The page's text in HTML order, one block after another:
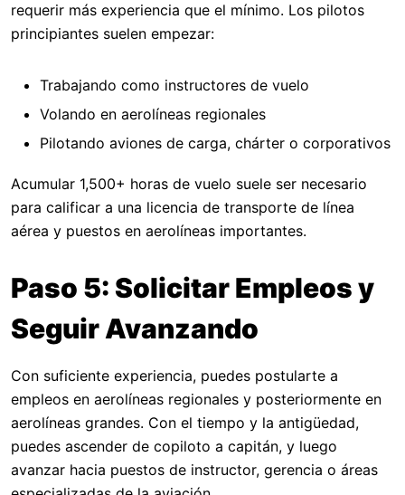
requerir más experiencia que el mínimo. Los pilotos
principiantes suelen empezar:
Trabajando como instructores de vuelo
Volando en aerolíneas regionales
Pilotando aviones de carga, chárter o corporativos
Acumular 1,500+ horas de vuelo suele ser necesario
para calificar a una licencia de transporte de línea
aérea y puestos en aerolíneas importantes.
Paso 5: Solicitar Empleos y
Seguir Avanzando
Con suficiente experiencia, puedes postularte a
empleos en aerolíneas regionales y posteriormente en
aerolíneas grandes. Con el tiempo y la antigüedad,
puedes ascender de copiloto a capitán, y luego
avanzar hacia puestos de instructor, gerencia o áreas